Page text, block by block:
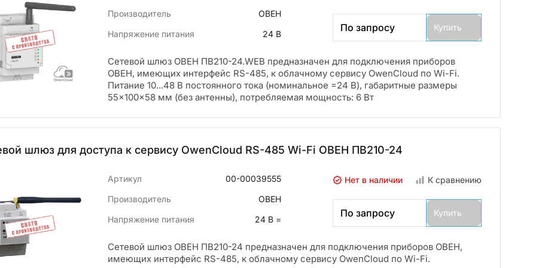
Производитель
ОВЕН
Напряжение питания
24 В
По запросу Купить
Сетевой шлюз ОВЕН ПВ210-24.WEB предназначен для подключения приборов
ОВЕН, имеющих интерфейс RS-485, к облачному сервису OwenCloud по Wi-Fi.
Питание 10...48 В постоянного тока (номинальное =24 В), габаритные размеры
55×100×58 мм (без антенны), потребляемая мощность: 6 Вт
шлюз для доступа к сервису OwenCloud RS-485 Wi-Fi ОВЕН ПВ210-24
Артикул
00-00039555
Производитель
ОВЕН
Напряжение питания
24 В =
Нет в наличии К сравнению
По запросу Купить
Сетевой шлюз ОВЕН ПВ210-24 предназначен для подключения приборов ОВЕН,
имеющих интерфейс RS-485, к облачному сервису OwenCloud по Wi-Fi.